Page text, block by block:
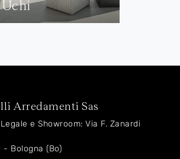
Arredamenti Sas
e Showroom: Via F. Zanardi
- Bologna (Bo)